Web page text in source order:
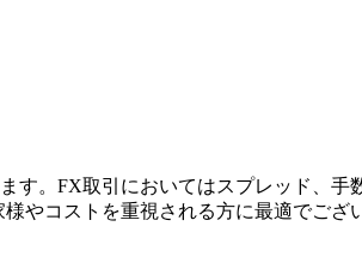
す。FX取引においてはスプレッド、手
やコストを重視される方に最適でござ